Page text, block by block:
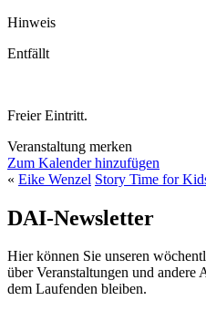
Hinweis
Entfällt
Freier Eintritt.
Veranstaltung merken
Zum Kalender hinzufügen
« Eike Wenzel Story Time for
DAI-Newsletter
Hier können Sie unseren
über Veranstaltungen und
dem Laufenden bleiben.